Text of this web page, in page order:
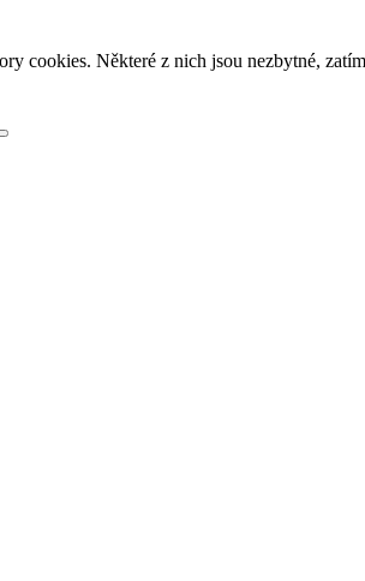
cookies. Některé z nich jsou nezbytné,